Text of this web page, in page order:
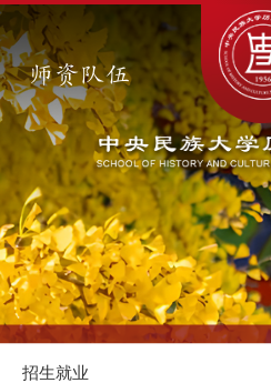
师资队伍
招生就业